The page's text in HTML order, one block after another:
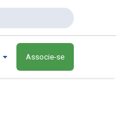
Associe-se